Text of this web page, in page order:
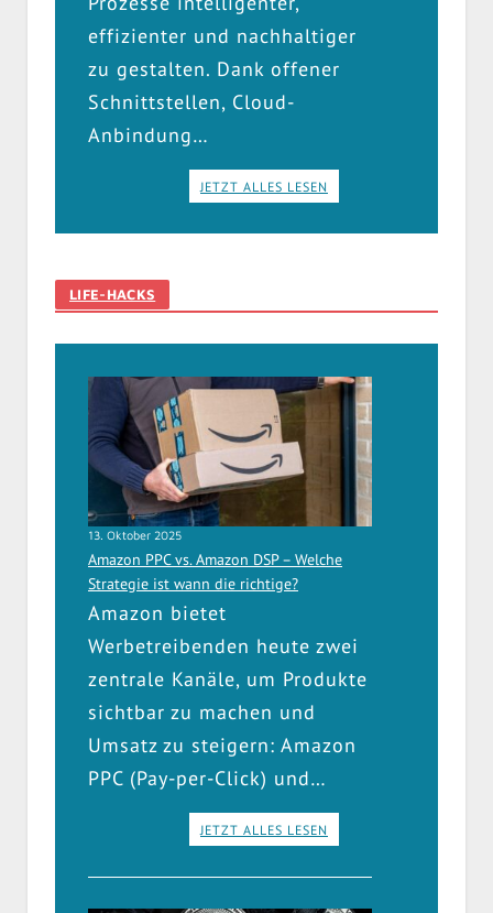
effizienter und nachhaltiger
zu gestalten. Dank offener
Schnittstellen, Cloud-
Anbindung…
JETZT ALLES LESEN
LIFE-HACKS
13. Oktober 2025
Amazon PPC vs. Amazon DSP – Welche
Strategie ist wann die richtige?
Amazon bietet
Werbetreibenden heute zwei
zentrale Kanäle, um Produkte
sichtbar zu machen und
Umsatz zu steigern: Amazon
PPC (Pay-per-Click) und…
JETZT ALLES LESEN